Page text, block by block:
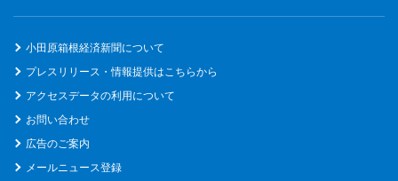
小田原箱根経済新聞について
プレスリリース・情報提供はこちらから
アクセスデータの利用について
お問い合わせ
広告のご案内
メールニュース登録